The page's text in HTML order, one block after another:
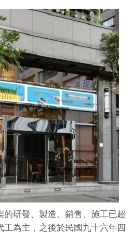
的研發、製造、銷售、施工已超
工為主，之後於民國九十六年四